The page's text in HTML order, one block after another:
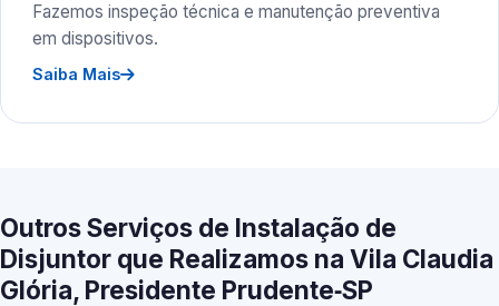
Fazemos inspeção técnica e manutenção preventiva
em dispositivos.
Saiba Mais
Outros Serviços de Instalação de
Disjuntor que Realizamos na Vila Claudia
Glória, Presidente Prudente‑SP